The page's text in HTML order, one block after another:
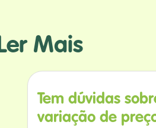
Mais
Tem dúvidas
variação de